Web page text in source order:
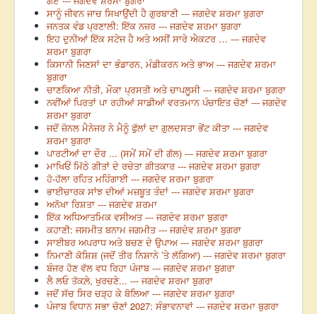
ਸਾਨੂੰ ਜੀਵਨ ਜਾਚ ਸਿਖਾਉਂਦੀ ਹੈ ਗੁਰਬਾਣੀ --- ਜਗਦੇਵ ਸ਼ਰਮਾ ਬੁਗਰਾ
ਜਨਤਕ ਵੰਡ ਪ੍ਰਣਾਲੀ: ਇੱਕ ਨਜ਼ਰ --- ਜਗਦੇਵ ਸ਼ਰਮਾ ਬੁਗਰਾ
ਇਹ ਦੁਨੀਆਂ ਇੱਕ ਸਟੇਜ ਹੈ ਅਤੇ ਅਸੀਂ ਸਾਰੇ ਐਕਟਰ … --- ਜਗਦੇਵ
ਸ਼ਰਮਾ ਬੁਗਰਾ
ਕਿਸਾਨੀ ਜਿਣਸਾਂ ਦਾ ਭੰਡਾਰਨ, ਮੰਡੀਕਰਨ ਅਤੇ ਭਾਅ --- ਜਗਦੇਵ ਸ਼ਰਮਾ
ਬੁਗਰਾ
ਚਾਣਕਿਆ ਨੀਤੀ, ਮੌਕਾ ਪ੍ਰਸਤੀ ਅਤੇ ਚਾਪਲੂਸੀ --- ਜਗਦੇਵ ਸ਼ਰਮਾ ਬੁਗਰਾ
ਨਵੀਂਆਂ ਪਿਰਤਾਂ ਪਾ ਰਹੀਆਂ ਸਾਡੀਆਂ ਵਰਤਮਾਨ ਪੰਚਾਇਤ ਚੋਣਾਂ --- ਜਗਦੇਵ
ਸ਼ਰਮਾ ਬੁਗਰਾ
ਜਦੋਂ ਜ਼ੋਨਲ ਮੈਨੇਜਰ ਨੇ ਮੈਨੂੰ ਫੁੱਲਾਂ ਦਾ ਗੁਲਦਸਤਾ ਭੇਂਟ ਕੀਤਾ --- ਜਗਦੇਵ
ਸ਼ਰਮਾ ਬੁਗਰਾ
ਪਾਰਟੀਆਂ ਦਾ ਦੌਰ ... (ਸਮੇਂ ਸਮੇਂ ਦੀ ਗੱਲ) --- ਜਗਦੇਵ ਸ਼ਰਮਾ ਬੁਗਰਾ
ਮਾਖਿਓਂ ਮਿੱਠੇ ਗੀਤਾਂ ਦੇ ਰਚੇਤਾ ਗੀਤਕਾਰ --- ਜਗਦੇਵ ਸ਼ਰਮਾ ਬੁਗਰਾ
ਹੋ-ਹੱਲਾ ਰਹਿਤ ਮਹਿੰਗਾਈ --- ਜਗਦੇਵ ਸ਼ਰਮਾ ਬੁਗਰਾ
ਭਾਈਚਾਰਕ ਸਾਂਝ ਦੀਆਂ ਮਜ਼ਬੂਤ ਤੰਦਾਂ --- ਜਗਦੇਵ ਸ਼ਰਮਾ ਬੁਗਰਾ
ਅਨੋਖਾ ਰਿਸ਼ਤਾ --- ਜਗਦੇਵ ਸ਼ਰਮਾ
ਇੱਕ ਅਧਿਆਤਮਿਕ ਵਸੀਅਤ --- ਜਗਦੇਵ ਸ਼ਰਮਾ ਬੁਗਰਾ
ਕਹਾਣੀ: ਜਸਮੀਤ ਬਨਾਮ ਜਗਮੀਤ --- ਜਗਦੇਵ ਸ਼ਰਮਾ ਬੁਗਰਾ
ਸਾਈਬਰ ਅਪਰਾਧ ਅਤੇ ਬਚਣ ਦੇ ਉਪਾਅ --- ਜਗਦੇਵ ਸ਼ਰਮਾ ਬੁਗਰਾ
ਨਿਮਾਣੀ ਕੋਸ਼ਿਸ਼ (ਜਦੋਂ ਤੀਰ ਨਿਸ਼ਾਨੇ ’ਤੇ ਲੱਗਿਆ) --- ਜਗਦੇਵ ਸ਼ਰਮਾ ਬੁਗਰਾ
ਬੰਜਰ ਹੋਣ ਵੱਲ ਵਧ ਰਿਹਾ ਪੰਜਾਬ --- ਜਗਦੇਵ ਸ਼ਰਮਾ ਬੁਗਰਾ
ਲੈ ਲਓ ਤੱਕਲ਼ੇ, ਖੁਰਚਣੇ... --- ਜਗਦੇਵ ਸ਼ਰਮਾ ਬੁਗਰਾ
ਜਦੋਂ ਸੱਚ ਸਿਰ ਚੜ੍ਹ ਕੇ ਬੋਲਿਆ --- ਜਗਦੇਵ ਸ਼ਰਮਾ ਬੁਗਰਾ
ਪੰਜਾਬ ਵਿਧਾਨ ਸਭਾ ਚੋਣਾਂ 2027: ਸੰਭਾਵਨਾਵਾਂ --- ਜਗਦੇਵ ਸ਼ਰਮਾ ਬੁਗਰਾ